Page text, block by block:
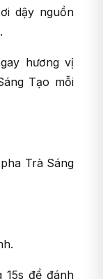
dậy nguồn
hương vị
Tạo mỗi
Trà Sáng
để đánh